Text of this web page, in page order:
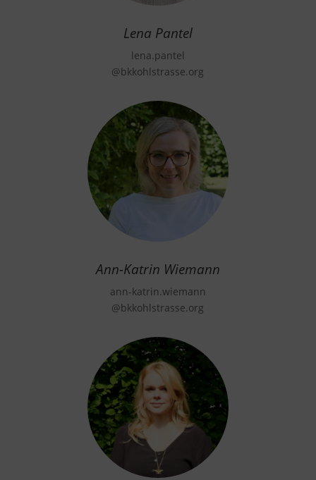
Lena Pantel
lena.pantel
@bkkohlstrasse.org
Ann-Katrin Wiemann
ann-katrin.wiemann
@bkkohlstrasse.org